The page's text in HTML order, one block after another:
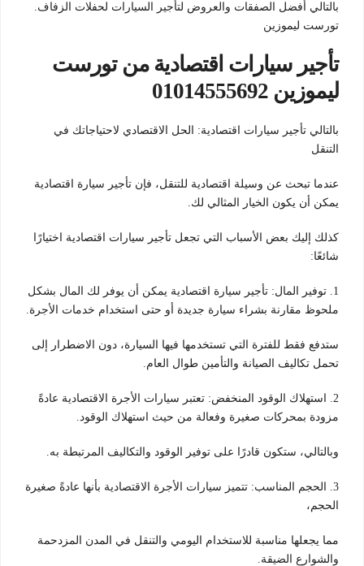
بالتالي أفضل الصفقات والعروض لتأجير السيارات لحفلات الزفاف.
تورست ليموزين
تأجير سيارات اقتصادية من تورست
ليموزين 01014555692
بالتالي تأجير سيارات اقتصادية: الحل الاقتصادي لاحتياجاتك في
التنقل
عندما تبحث عن وسيلة اقتصادية للتنقل، فإن تأجير سيارة اقتصادية
يمكن أن يكون الخيار المثالي لك.
كذلك إليك بعض الأسباب التي تجعل تأجير سيارات اقتصادية اختيارًا
شائعًا:
1. توفير المال: تأجير سيارة اقتصادية يمكن أن يوفر لك المال بشكل
ملحوظ مقارنة بشراء سيارة جديدة أو حتى استخدام خدمات الأجرة.
ستدفع فقط للفترة التي تستخدمها فيها السيارة، دون الاضطرار إلى
تحمل تكاليف الصيانة والتأمين طوال العام.
2. استهلاك الوقود المنخفض: تعتبر سيارات الأجرة الاقتصادية عادةً
مزودة بمحركات صغيرة وفعالة من حيث استهلاك الوقود.
وبالتالي، ستكون قادرًا على توفير الوقود والتكاليف المرتبطة به.
3. الحجم المناسب: تتميز سيارات الأجرة الاقتصادية بأنها عادةً صغيرة
الحجم،
مما يجعلها مناسبة للاستخدام اليومي والتنقل في المدن المزدحمة
والشوارع الضيقة.